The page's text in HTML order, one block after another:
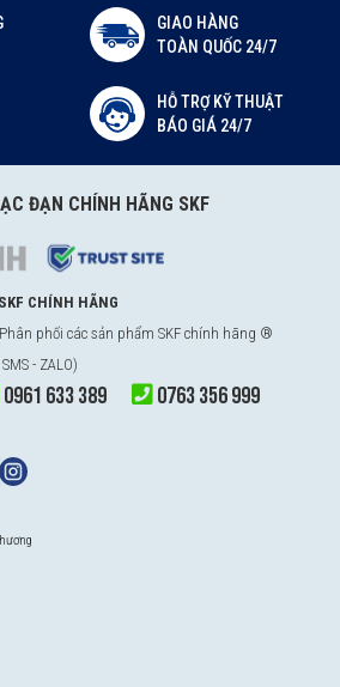
GIAO HÀNG
TOÀN QUỐC 24/7
HỖ TRỢ KỸ THUẬT
BÁO GIÁ 24/7
ĐẠN CHÍNH HÃNG SKF
CHÍNH HÃNG
phối các sản phẩm SKF chính hãng ®
- ZALO)
0961 633 389 0763 356 999